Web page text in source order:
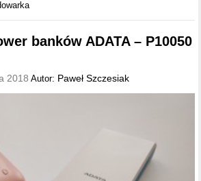
banków ADATA – P10050
2018 Autor: Paweł Szczesiak